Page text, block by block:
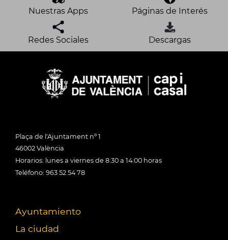
Nuestras Apps Páginas de Interés
Redes Sociales Descargas
Plaça de l'Ajuntament nº 1
46002 València
Horarios: lunes a viernes de 8:30 a 14:00 horas
Teléfono: 963 52 54 78
Ayuntamiento
La ciudad